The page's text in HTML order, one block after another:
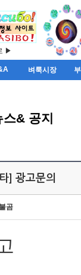
▶
벼룩시장
스& 공지
] 광고문의
곰